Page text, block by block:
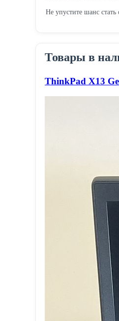
Не упустите шанс стать
Товары в
ThinkPad X13